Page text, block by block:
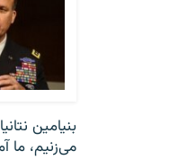
بنیامین
می‌زنیم، ما